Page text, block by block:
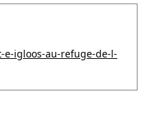
igloos-au-refuge-de-l-